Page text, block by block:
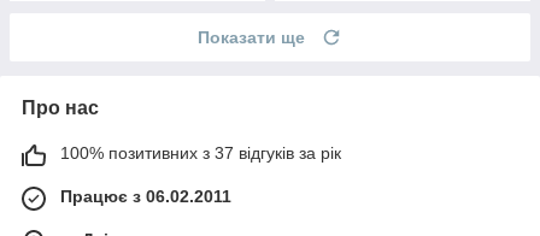
Показати ще
Про нас
100% позитивних з 37 відгуків за рік
Працює з 06.02.2011